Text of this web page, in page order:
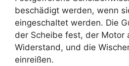
beschädigt werden, wenn
eingeschaltet werden. Die
der Scheibe fest, der Motor
Widerstand, und die
einreißen.